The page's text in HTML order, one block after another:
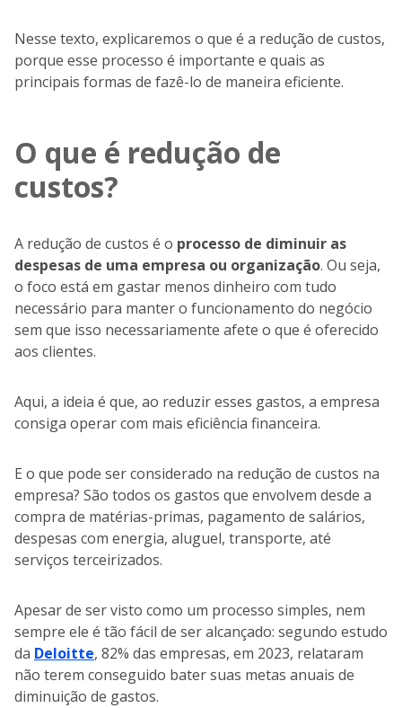
Nesse texto, explicaremos o que é a redução de custos,
porque esse processo é importante e quais as
principais formas de fazê-lo de maneira eficiente.
O que é redução de
custos?
A redução de custos é o processo de diminuir as
despesas de uma empresa ou organização. Ou seja,
o foco está em gastar menos dinheiro com tudo
necessário para manter o funcionamento do negócio
sem que isso necessariamente afete o que é oferecido
aos clientes.
Aqui, a ideia é que, ao reduzir esses gastos, a empresa
consiga operar com mais eficiência financeira.
E o que pode ser considerado na redução de custos na
empresa? São todos os gastos que envolvem desde a
compra de matérias-primas, pagamento de salários,
despesas com energia, aluguel, transporte, até
serviços terceirizados.
Apesar de ser visto como um processo simples, nem
sempre ele é tão fácil de ser alcançado: segundo estudo
da Deloitte, 82% das empresas, em 2023, relataram
não terem conseguido bater suas metas anuais de
diminuição de gastos.